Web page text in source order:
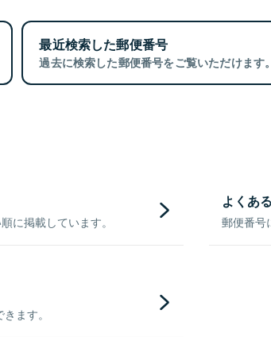
最近検索した郵便番号
過去に検索した郵便番号をご覧いただけます。
に掲載しています。
よくあ
郵便番号
ます。